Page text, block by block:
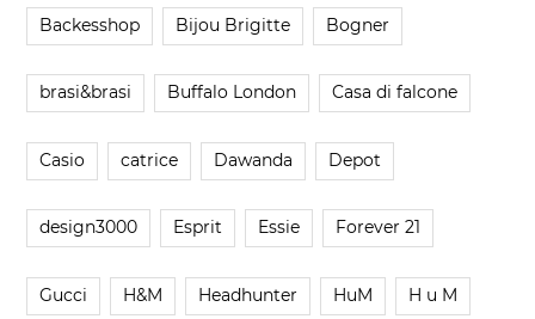
Backesshop Bijou Brigitte Bogner
brasi&brasi Buffalo London Casa di falcone
Casio catrice Dawanda Depot
design3000 Esprit Essie Forever 21
Gucci H&M Headhunter HuM H u M